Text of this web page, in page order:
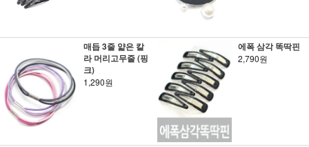
매듭 3줄 얇은 칼
라 머리고무줄 (핑
크)
1,290원
에폭 삼각 똑딱핀
2,790원